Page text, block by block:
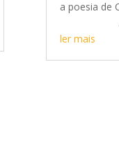
a
ler mais